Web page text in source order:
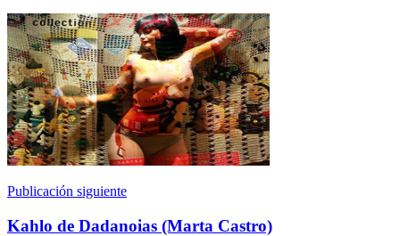
Publicación siguiente
Kahlo de Dadanoias (Marta Castro)